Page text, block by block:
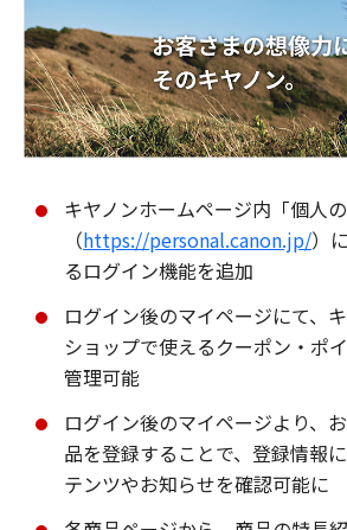
キヤノンホームページ内「個人
（https://personal.canon.jp/）
るログイン機能を追加
ログイン後のマイページにて、
ショップで使えるクーポン・ポ
管理可能
ログイン後のマイページより、
品を登録することで、登録情報
テンツやお知らせを確認可能に